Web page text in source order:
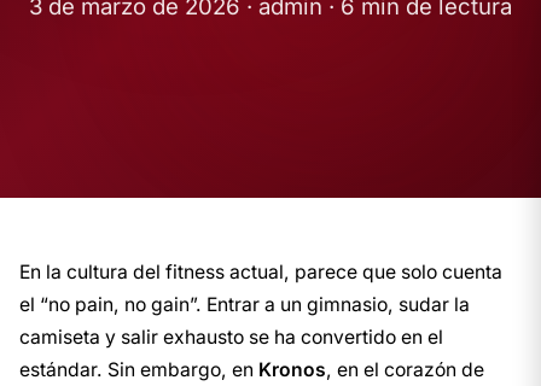
3 de marzo de 2026 · admin · 6 min de lectura
En la cultura del fitness actual, parece que solo cuenta
el “no pain, no gain”. Entrar a un gimnasio, sudar la
camiseta y salir exhausto se ha convertido en el
estándar. Sin embargo, en Kronos, en el corazón de